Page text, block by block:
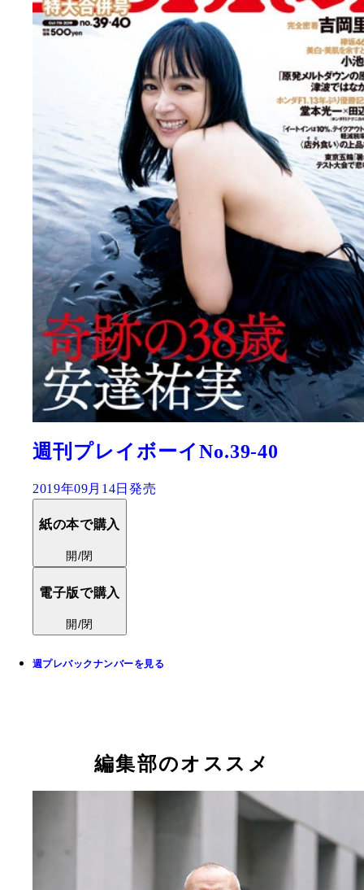
週刊プレイボーイNo.39-40
2019年09月14日発売
紙の本で購入
開/閉
電子版で購入
開/閉
週プレバックナンバーを見る
編集部のオススメ